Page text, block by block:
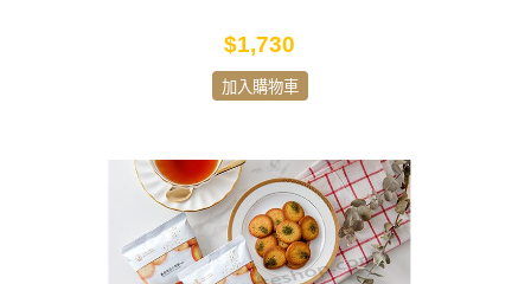
$1,730
加入購物車